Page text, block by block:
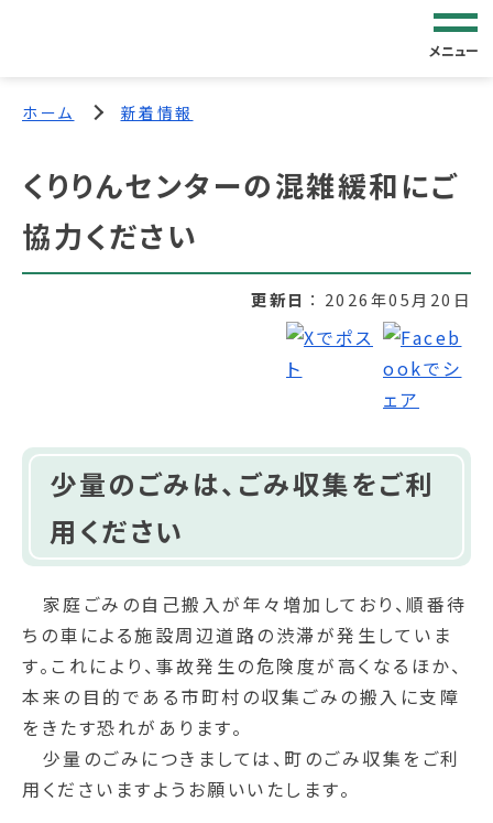
メニュー
ホーム 新着情報
くりりんセンターの混雑緩和にご
協力ください
更新日 2026年05月20日
少量のごみは、ごみ収集をご利
用ください
家庭ごみの自己搬入が年々増加しており、順番待
ちの車による施設周辺道路の渋滞が発生していま
す。これにより、事故発生の危険度が高くなるほか、
本来の目的である市町村の収集ごみの搬入に支障
をきたす恐れがあります。
少量のごみにつきましては、町のごみ収集をご利
用くださいますようお願いいたします。